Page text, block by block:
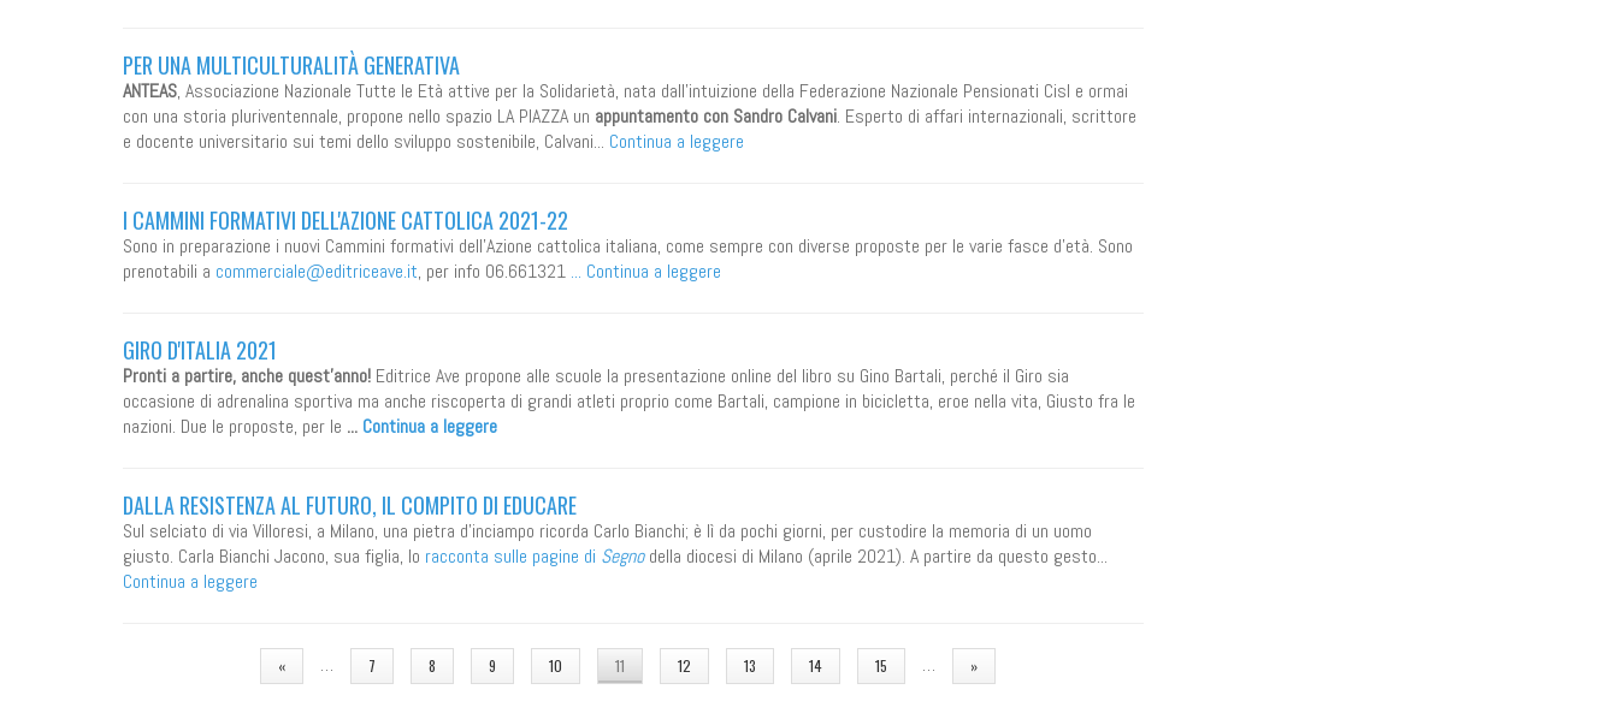
PER UNA MULTICULTURALITÀ GENERATIVA
ANTEAS, Associazione Nazionale Tutte le Età attive per la Solidarietà, nata dall’intuizione della Federazione Nazionale Pensionati Cisl e ormai
con una storia pluriventennale, propone nello spazio LA PIAZZA un appuntamento con Sandro Calvani. Esperto di affari internazionali, scrittore
e docente universitario sui temi dello sviluppo sostenibile, Calvani... Continua a leggere
I CAMMINI FORMATIVI DELL'AZIONE CATTOLICA 2021-22
Sono in preparazione i nuovi Cammini formativi dell'Azione cattolica italiana, come sempre con diverse proposte per le varie fasce d'età. Sono
prenotabili a commerciale@editriceave.it, per info 06.661321 ... Continua a leggere
GIRO D'ITALIA 2021
Pronti a partire, anche quest'anno! Editrice Ave propone alle scuole la presentazione online del libro su Gino Bartali, perché il Giro sia
occasione di adrenalina sportiva ma anche riscoperta di grandi atleti proprio come Bartali, campione in bicicletta, eroe nella vita, Giusto fra le
nazioni. Due le proposte, per le ... Continua a leggere
DALLA RESISTENZA AL FUTURO, IL COMPITO DI EDUCARE
Sul selciato di via Villoresi, a Milano, una pietra d'inciampo ricorda Carlo Bianchi; è lì da pochi giorni, per custodire la memoria di un uomo
giusto. Carla Bianchi Jacono, sua figlia, lo racconta sulle pagine di Segnodella diocesi di Milano (aprile 2021). A partire da questo gesto...
Continua a leggere
« … 7 8 9 10 11 12 13 14 15 … »